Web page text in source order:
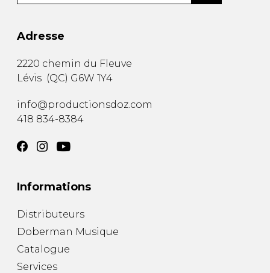
Adresse
2220 chemin du Fleuve
Lévis (QC) G6W 1Y4
info@productionsdoz.com
418 834-8384
Informations
Distributeurs
Doberman Musique
Catalogue
Services